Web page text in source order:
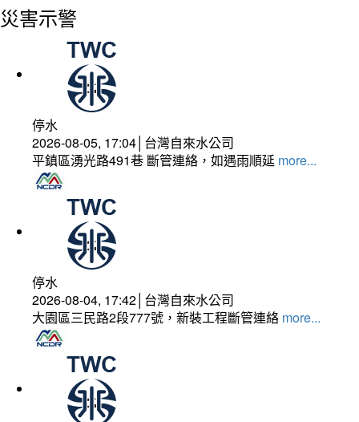
災害示警
停水
2026-08-05, 17:04│台灣自來水公司
平鎮區湧光路491巷 斷管連絡，如遇雨順延 more...
停水
2026-08-04, 17:42│台灣自來水公司
大園區三民路2段777號，新裝工程斷管連絡 more...